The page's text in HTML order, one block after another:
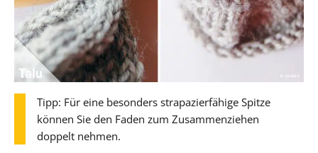
Tipp: Für eine besonders strapazierfähige Spitze
können Sie den Faden zum Zusammenziehen
doppelt nehmen.